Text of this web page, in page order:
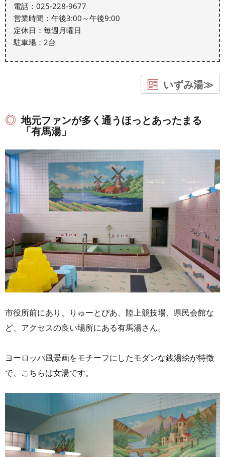
電話：025-228-9677
営業時間：午後3:00～午後9:00
定休日：毎週月曜日
駐車場：2台
いずみ湯≫
地元ファンが多く通うほっとあったまる
「有馬湯」
市役所前にあり、りゅーとぴあ、陸上競技場、県民会館な
ど、アクセスの良い場所にある有馬湯さん。
ヨーロッパ風景画をモチーフにしたモダンな銭湯絵が特徴
で、こちらは女湯です。